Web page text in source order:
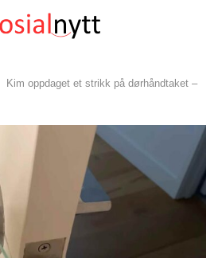
Kim oppdaget et strikk på dørhåndtaket –